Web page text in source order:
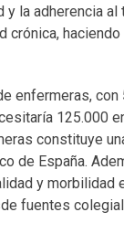
la adherencia
enfermeras,
constituye
de España.
y
fuentes